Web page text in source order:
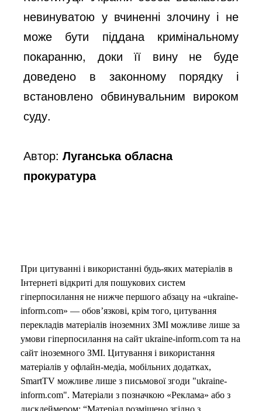
невинуватою у вчиненні злочину і не
може бути піддана кримінальному
покаранню, доки її вину не буде
доведено в законному порядку і
встановлено обвинувальним вироком
суду.
Автор:Луганська обласна
прокуратура
При цитуванні і використанні будь-яких матеріалів в
Інтернеті відкриті для пошукових систем
гіперпосилання не нижче першого абзацу на «ukraine-
inform.com» — обов’язкові, крім того, цитування
перекладів матеріалів іноземних ЗМІ можливе лише за
умови гіперпосилання на сайт ukraine-inform.com та на
сайт іноземного ЗМІ. Цитування і використання
матеріалів у офлайн-медіа, мобільних додатках,
SmartTV можливе лише з письмової згоди "ukraine-
inform.com". Матеріали з позначкою «Реклама» або з
дисклеймером: “Матеріал розміщено згідно з